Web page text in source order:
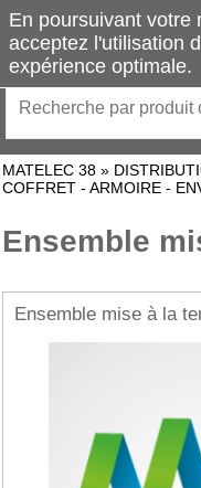
MATELEC 38 »
COFFRET - ARMOIRE -
Ensemble
Ensemble mise à la
En poursuivant votre
acceptez l'utilisation
expérience